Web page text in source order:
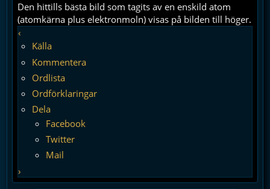
Den hittills bästa bild som tagits av en enskild atom
(atomkärna plus elektronmoln) visas på bilden till höger.
‹
Källa
Kommentera
Ordlista
Ordförklaringar
Dela
Facebook
Twitter
Mail
›